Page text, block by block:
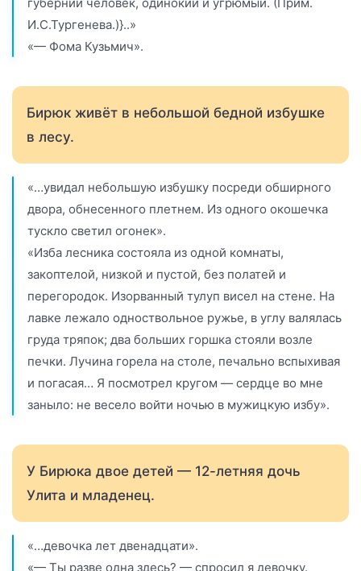
И.С.Тургенева.)}..»
«— Фома Кузьмич».
Бирюк живёт в небольшой бедной избушке
в лесу.
«…увидал небольшую избушку посреди обширного
двора, обнесенного плетнем. Из одного окошечка
тускло светил огонек».
«Изба лесника состояла из одной комнаты,
закоптелой, низкой и пустой, без полатей и
перегородок. Изорванный тулуп висел на стене. На
лавке лежало одноствольное ружье, в углу валялась
груда тряпок; два больших горшка стояли возле
печки. Лучина горела на столе, печально вспыхивая
и погасая… Я посмотрел кругом — сердце во мне
заныло: не весело войти ночью в мужицкую избу».
У Бирюка двое детей — 12-летняя дочь
Улита и младенец.
«…девочка лет двенадцати».
«— Ты разве одна здесь? — спросил я девочку.